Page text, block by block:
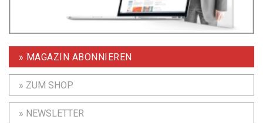
» MAGAZIN ABONNIEREN
» ZUM SHOP
» NEWSLETTER